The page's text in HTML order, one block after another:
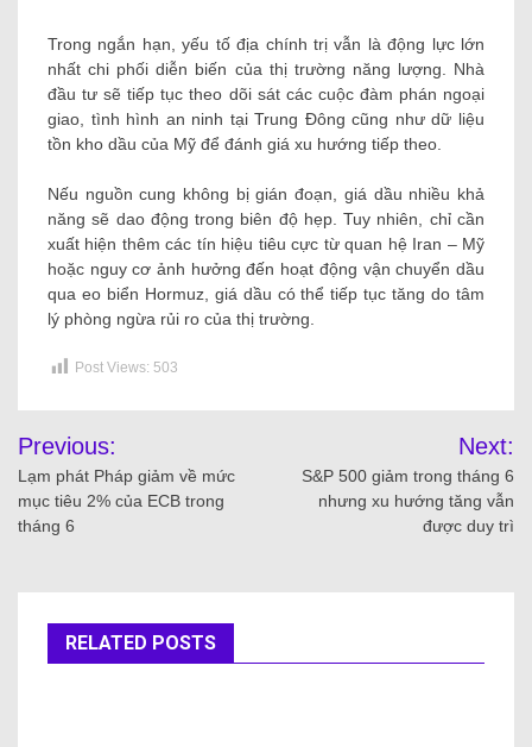
Trong ngắn hạn, yếu tố địa chính trị vẫn là động lực lớn
nhất chi phối diễn biến của thị trường năng lượng. Nhà
đầu tư sẽ tiếp tục theo dõi sát các cuộc đàm phán ngoại
giao, tình hình an ninh tại Trung Đông cũng như dữ liệu
tồn kho dầu của Mỹ để đánh giá xu hướng tiếp theo.
Nếu nguồn cung không bị gián đoạn, giá dầu nhiều khả
năng sẽ dao động trong biên độ hẹp. Tuy nhiên, chỉ cần
xuất hiện thêm các tín hiệu tiêu cực từ quan hệ Iran – Mỹ
hoặc nguy cơ ảnh hưởng đến hoạt động vận chuyển dầu
qua eo biển Hormuz, giá dầu có thể tiếp tục tăng do tâm
lý phòng ngừa rủi ro của thị trường.
Post Views: 503
Previous:
Lạm phát Pháp giảm về mức
mục tiêu 2% của ECB trong
tháng 6
Next:
S&P 500 giảm trong tháng 6
nhưng xu hướng tăng vẫn
được duy trì
RELATED POSTS